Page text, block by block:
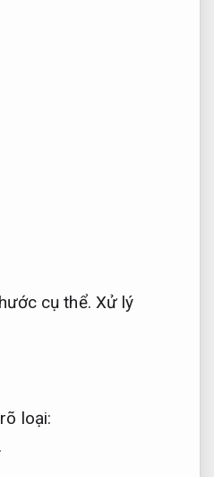
cụ thể. Xử lý
loại: